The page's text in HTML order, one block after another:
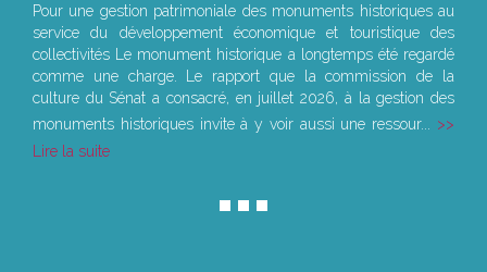
Pour une gestion patrimoniale des monuments historiques au
service du développement économique et touristique des
collectivités Le monument historique a longtemps été regardé
comme une charge. Le rapport que la commission de la
culture du Sénat a consacré, en juillet 2026, à la gestion des
monuments historiques invite à y voir aussi une ressour...
Lire la suite